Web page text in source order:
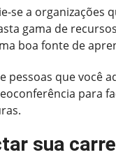
se a organizações
gama de
boa fonte de
que você
para
sua